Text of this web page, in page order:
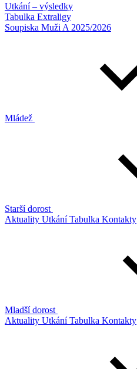
Utkání – výsledky
Tabulka Extraligy
Soupiska Muži A 2025/2026
Mládež
Starší dorost
Aktuality UtkáníTabulka Kontakty
Mladší dorost
Aktuality UtkáníTabulka Kontakty